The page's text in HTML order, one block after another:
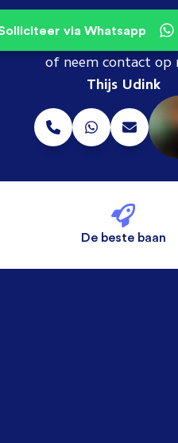
via Whatsapp
of neem contact op
Thijs Udink
De beste baan